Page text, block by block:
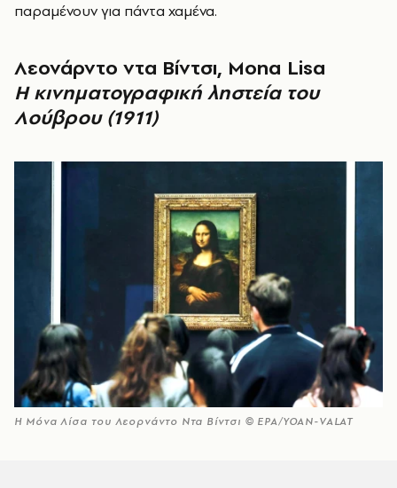
παραμένουν για πάντα χαμένα.
Λεονάρντο ντα Βίντσι, Mona Lisa
Η κινηματογραφική ληστεία του
Λούβρου (1911)
H Μόνα Λίσα του Λεορνάντο Ντα Βίντσι © ΕPA/YOAN-VALAT